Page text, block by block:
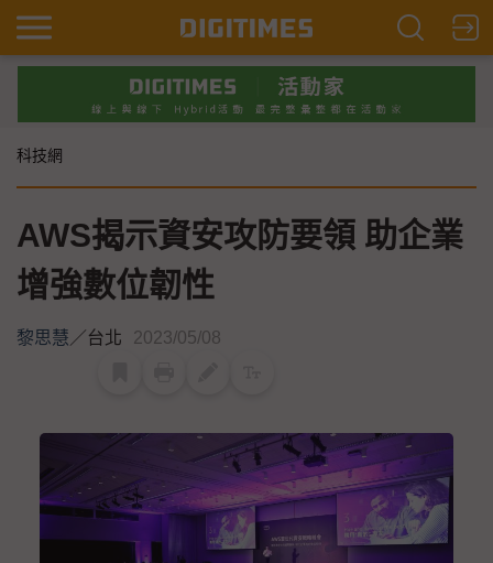
科技網
AWS揭示資安攻防要領 助企業
增強數位韌性
黎思慧／台北 2023/05/08